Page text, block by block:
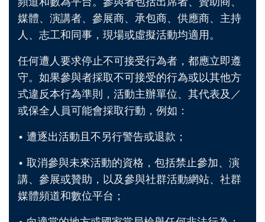
媒體、演講者、參展商、承包商、供應商、主持
人、志工和同事，現場或虛擬活動均適用。
任何遭人要求停止不可接受行為者，都應立即遵
守。如果參與者採取不可接受的行為或以其他方
式違反本行為準則，活動主辦單位、其代表及／
或保全人員可能會採取行動，例如：
• 遭逐出活動且不另行警告或退款；
• 取消參與未來活動的資格，包括禁止參加、演
講、參展或贊助，以及參與社群活動網站、社群
媒體頻道和數位平台；